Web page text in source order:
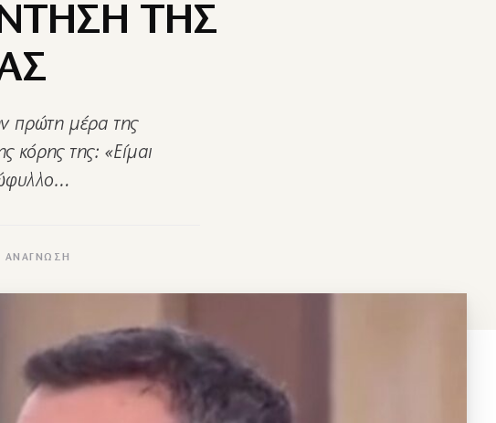
ΤΗΣ
πρώτη μέρα της
κόρης της: «Είμαι
ΑΝΆΓΝΩΣΗ